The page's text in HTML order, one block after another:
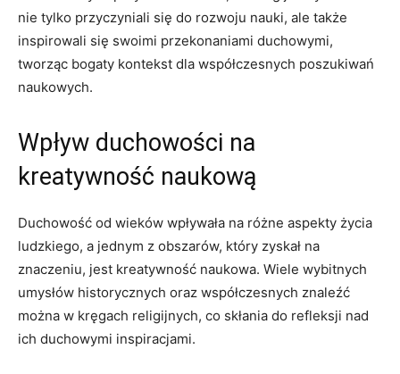
nie tylko przyczyniali się do rozwoju nauki, ale także
inspirowali się swoimi przekonaniami duchowymi,
tworząc bogaty kontekst dla współczesnych poszukiwań
naukowych.
Wpływ duchowości na
kreatywność naukową
Duchowość od wieków wpływała na różne aspekty życia
ludzkiego, a jednym z obszarów, który zyskał na
znaczeniu, jest kreatywność naukowa. Wiele wybitnych
umysłów historycznych oraz współczesnych znaleźć
można w kręgach religijnych, co skłania do refleksji nad
ich duchowymi inspiracjami.